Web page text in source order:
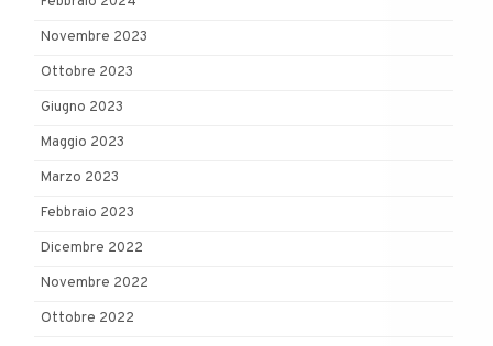
Novembre 2023
Ottobre 2023
Giugno 2023
Maggio 2023
Marzo 2023
Febbraio 2023
Dicembre 2022
Novembre 2022
Ottobre 2022